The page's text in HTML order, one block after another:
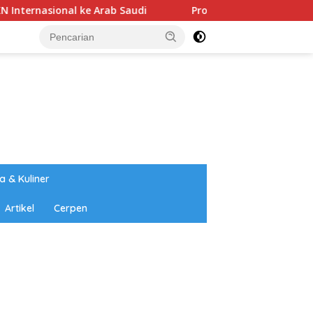
Saudi Proyek Air Minum Bersih di Manggarai
& Kuliner
Artikel Cerpen